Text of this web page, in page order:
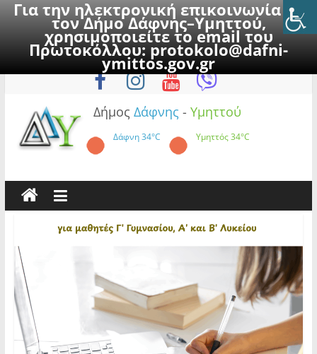
Για την ηλεκτρονική επικοινωνία με
τον Δήμο Δάφνης–Υμηττού,
χρησιμοποιείτε το email του
Πρωτοκόλλου:protokolo@dafni-
ymittos.gov.gr
to
Πέμπτη, 6 Αυγούστου 2026
Δήμος Δάφνης - Υμηττού
Δάφνη34°C Υμηττός34°C